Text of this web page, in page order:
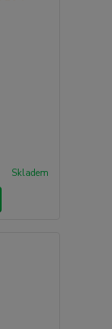
Skladem